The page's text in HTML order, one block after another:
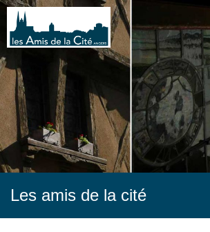
Aller
contenu
Les amis de la cité